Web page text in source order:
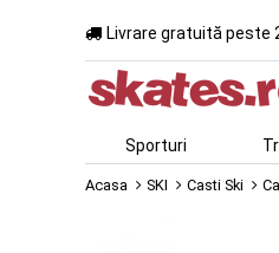
Livrare gratuită peste
Sporturi
Acasa SKI Casti Ski